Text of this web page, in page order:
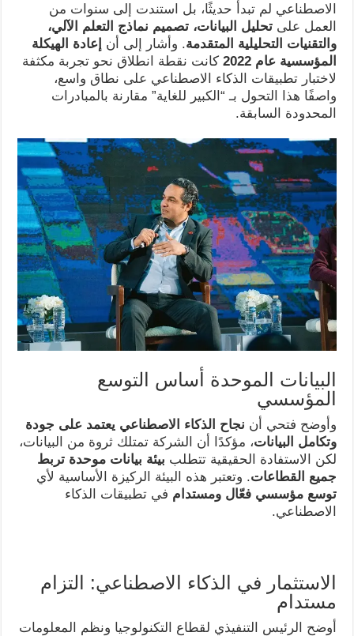
الاصطناعي لم تبدأ حديثًا، بل استندت إلى سنوات من
العمل على تحليل البيانات، تصميم نماذج التعلم الآلي،
والتقنيات التحليلية المتقدمة. وأشار إلى أن إعادة الهيكلة
المؤسسية عام 2022
كانت نقطة انطلاق نحو تجربة مكثفة
لاختبار تطبيقات الذكاء الاصطناعي على نطاق واسع،
واصفًا هذا التحول بـ “الكبير للغاية” مقارنة بالمبادرات
المحدودة السابقة.
البيانات الموحدة أساس التوسع
المؤسسي
وأوضح فتحي أن نجاح الذكاء الاصطناعي يعتمد على جودة
وتكامل البيانات، مؤكدًا أن الشركة تمتلك ثروة من البيانات،
لكن الاستفادة الحقيقية تتطلب بيئة بيانات موحدة تربط
جميع القطاعات. وتعتبر هذه البيئة الركيزة الأساسية لأي
توسع مؤسسي فعّال ومستدامفي تطبيقات الذكاء
الاصطناعي.
الاستثمار في الذكاء الاصطناعي: التزام
مستدام
أوضح الرئيس التنفيذي لقطاع التكنولوجيا ونظم المعلومات